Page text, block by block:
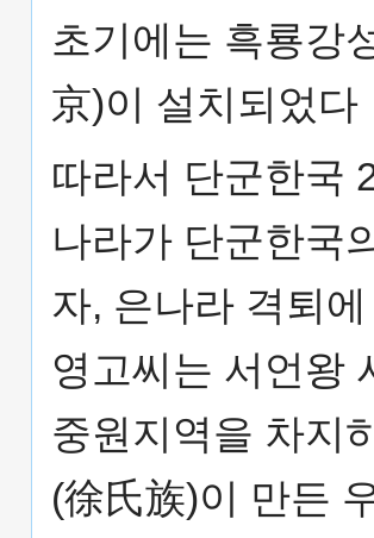
초기에는 흑룡강
京)이 설치되었다
따라서 단군한국
나라가 단군한국
자, 은나라 격퇴
영고씨는 서언왕
중원지역을 차지
(徐氏族)이 만든